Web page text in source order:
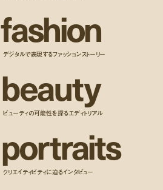
fashion
デジタルで表現するファッションストーリー
beauty
ビューティの可能性を探るエディトリアル
portraits
クリエイティビティに迫るインタビュー